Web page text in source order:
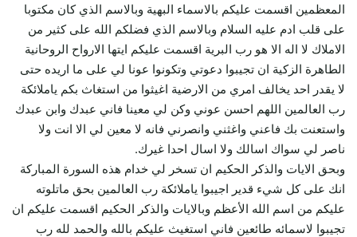
المعظمين اقسمت عليكم بالاسماء البهية وبالاسم الذي كان مكتوبا
على قلب ادم عليه السلام وبالاسم الذي فضلكم الله على كثير من
الاملاك لا اله الا هو رب البرية اقسمت عليكم ايتها الارواح الروحانية
الطاهرة الزكية ان تجيبوا دعوتي وتكونوا عونا لي على ما اريده حتى
لا يقدر احد يخالف امري من الارضية اغيثوا من استغاث بكم ياملائكة
رب العالمين اللهم احسن عوني وكن لي معينا فاني عبدك وابن عبدك
واستعنت بك فاعني واغثني وانصرني فانه لا معين لي الا انت ولا
ناصر لي سواك اسالك ولا اسال احدا غيرك.
وبحق الايات والذكر الحكيم ان تسخر لي خدام هذه السورة المباركة
انك على كل شيء قدير اجيبوا ياملائكة رب العالمين بحق ماتلوته
عليكم من اسم الله الأعظم وبالايات والذكر الحكيم اقسمت عليكم ان
تجيبوا لاسمائه طائعين فاني استغيث عليكم بالله والحمد لله رب